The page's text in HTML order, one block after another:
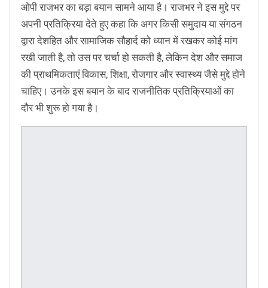
ओपी राजभर का बड़ा बयान सामने आया है। राजभर ने इस मुद्दे पर
अपनी प्रतिक्रिया देते हुए कहा कि अगर किसी समुदाय या संगठन
द्वारा देशहित और सामाजिक सौहार्द को ध्यान में रखकर कोई मांग
रखी जाती है, तो उस पर चर्चा हो सकती है, लेकिन देश और समाज
की प्राथमिकताएं विकास, शिक्षा, रोजगार और स्वास्थ्य जैसे मुद्दे होने
चाहिए। उनके इस बयान के बाद राजनीतिक प्रतिक्रियाओं का
दौर भी शुरू हो गया है।